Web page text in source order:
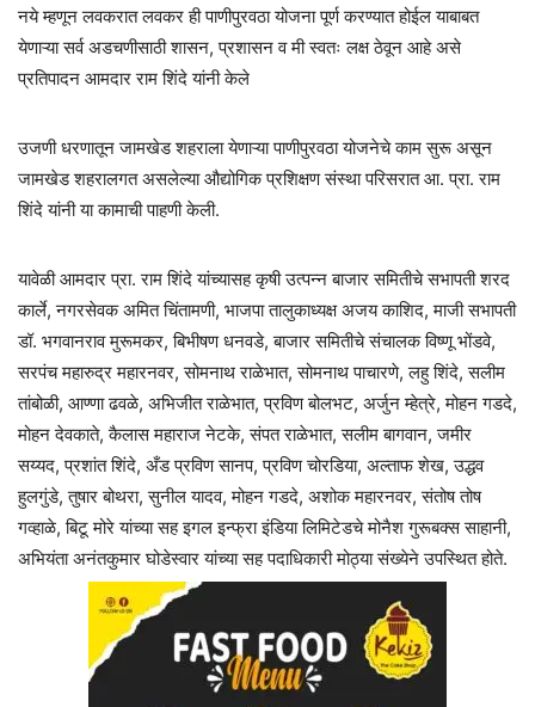
नये म्हणून लवकरात लवकर ही पाणीपुरवठा योजना पूर्ण करण्यात होईल याबाबत
येणाऱ्या सर्व अडचणीसाठी शासन, प्रशासन व मी स्वतः लक्ष ठेवून आहे असे
प्रतिपादन आमदार राम शिंदे यांनी केले
उजणी धरणातून जामखेड शहराला येणाऱ्या पाणीपुरवठा योजनेचे काम सुरू असून
जामखेड शहरालगत असलेल्या औद्योगिक प्रशिक्षण संस्था परिसरात आ. प्रा. राम
शिंदे यांनी या कामाची पाहणी केली.
यावेळी आमदार प्रा. राम शिंदे यांच्यासह कृषी उत्पन्न बाजार समितीचे सभापती शरद
कार्ले, नगरसेवक अमित चिंतामणी, भाजपा तालुकाध्यक्ष अजय काशिद, माजी सभापती
डॉ. भगवानराव मुरूमकर, बिभीषण धनवडे, बाजार समितीचे संचालक विष्णू भोंडवे,
सरपंच महारुद्र महारनवर, सोमनाथ राळेभात, सोमनाथ पाचारणे, लहु शिंदे, सलीम
तांबोळी, आण्णा ढवळे, अभिजीत राळेभात, प्रविण बोलभट, अर्जुन म्हेत्रे, मोहन गडदे,
मोहन देवकाते, कैलास महाराज नेटके, संपत राळेभात, सलीम बागवान, जमीर
सय्यद, प्रशांत शिंदे, अँड प्रविण सानप, प्रविण चोरडिया, अल्ताफ शेख, उद्धव
हुलगुंडे, तुषार बोथरा, सुनील यादव, मोहन गडदे, अशोक महारनवर, संतोष तोष
गव्हाळे, बिटू मोरे यांच्या सह इगल इन्फ्रा इंडिया लिमिटेडचे मोनैश गुरूबक्स साहानी,
अभियंता अनंतकुमार घोडेस्वार यांच्या सह पदाधिकारी मोठ्या संख्येने उपस्थित होते.